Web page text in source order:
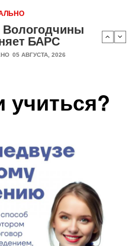
Вологодчины
БАРС
05 АВГУСТА, 2026
учиться?